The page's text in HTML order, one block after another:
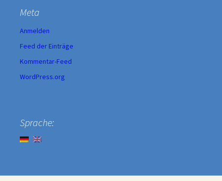
Meta
Anmelden
Feed der Einträge
Kommentar-Feed
WordPress.org
Sprache: